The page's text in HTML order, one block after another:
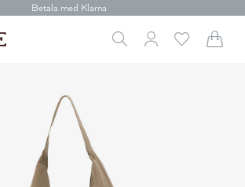
Betala med Klarna
Leverans 1-4 arbetsdagar
Betala med Klarna